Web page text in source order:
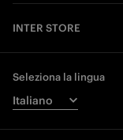
INTER STORE
Seleziona la lingua